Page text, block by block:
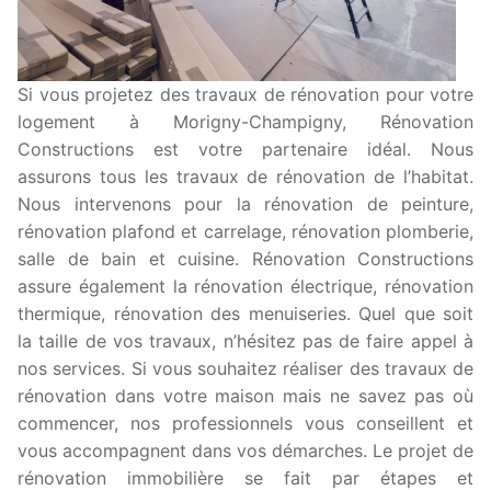
Si vous projetez des travaux de rénovation pour votre
logement à Morigny-Champigny, Rénovation
Constructions est votre partenaire idéal. Nous
assurons tous les travaux de rénovation de l’habitat.
Nous intervenons pour la rénovation de peinture,
rénovation plafond et carrelage, rénovation plomberie,
salle de bain et cuisine. Rénovation Constructions
assure également la rénovation électrique, rénovation
thermique, rénovation des menuiseries. Quel que soit
la taille de vos travaux, n’hésitez pas de faire appel à
nos services. Si vous souhaitez réaliser des travaux de
rénovation dans votre maison mais ne savez pas où
commencer, nos professionnels vous conseillent et
vous accompagnent dans vos démarches. Le projet de
rénovation immobilière se fait par étapes et